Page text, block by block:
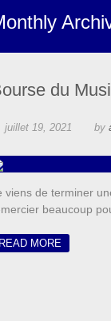
du
juillet 19, 2021 by
viens de terminer
beaucoup
READ MORE